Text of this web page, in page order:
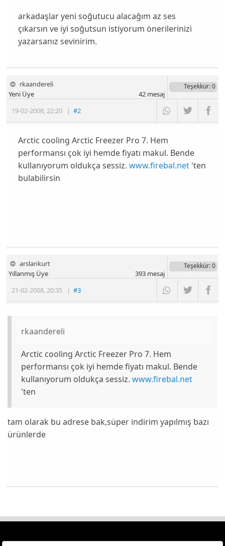
arkadaşlar yeni soğutucu alacağım az ses
çıkarsın ve iyi soğutsun istiyorum önerilerinizi
yazarsanız sevinirim.
rkaandereli
19-02-2008,22:20 |#2
Yeni Üye
Teşekkür: 0
42mesaj
Arctic cooling Arctic Freezer Pro 7. Hem
performansı çok iyi hemde fiyatı makul. Bende
kullanıyorum oldukça sessiz. www.firebal.net'ten
bulabilirsin
arslankurt
21-02-2008,20:35 |#3
Yıllanmış Üye
Teşekkür: 0
393mesaj
rkaandereli
Arctic cooling Arctic Freezer Pro 7. Hem
performansı çok iyi hemde fiyatı makul. Bende
kullanıyorum oldukça sessiz.www.firebal.net
'ten
tam olarak bu adrese bak,süper indirim yapılmış bazı
ürünlerde